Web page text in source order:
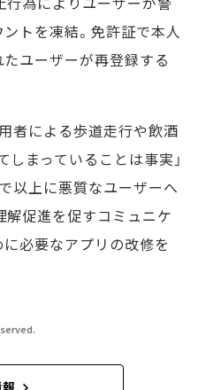
トを凍結。免許証で本人
ユーザーが再登録する
者による歩道走行や飲酒
まっていることは事実」
以上に悪質なユーザーへ
解促進を促すコミュニケ
必要なアプリの改修を